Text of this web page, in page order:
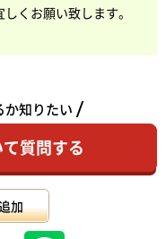
くお願い致します。
か知りたい
質問する
加